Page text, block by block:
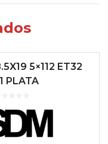
5×112 ET32
PLATA